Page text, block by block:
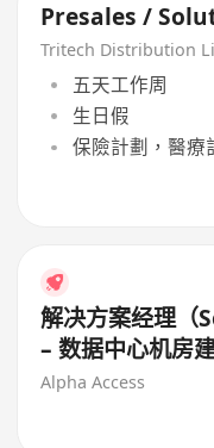
Presales /
Tritech Distribution
五天工作周
生日假
保險計劃，醫療
解决方案经理
– 数据中心机房建
Alpha Access